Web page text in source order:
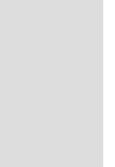
att hålla